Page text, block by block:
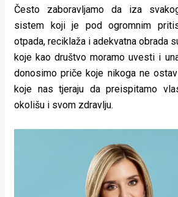
Često zaboravljamo da iza
sistem koji je pod ogromnim
otpada, reciklaža i adekvatna obrada
koje kao društvo moramo uvesti i
donosimo priče koje nikoga ne
koje nas tjeraju da preispitamo
okolišu i svom zdravlju.